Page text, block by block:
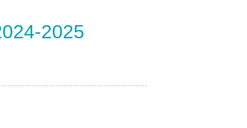
2025